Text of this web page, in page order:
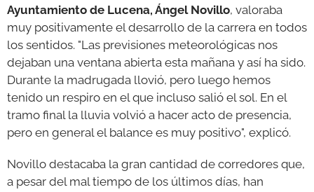
Ayuntamiento de Lucena, Ángel Novillo, valoraba
muy positivamente el desarrollo de la carrera en todos
los sentidos. "Las previsiones meteorológicas nos
dejaban una ventana abierta esta mañana y así ha sido.
Durante la madrugada llovió, pero luego hemos
tenido un respiro en el que incluso salió el sol. En el
tramo final la lluvia volvió a hacer acto de presencia,
pero en general el balance es muy positivo", explicó.
Novillo destacaba la gran cantidad de corredores que,
a pesar del mal tiempo de los últimos días, han